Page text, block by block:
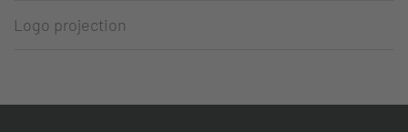
Logo projection